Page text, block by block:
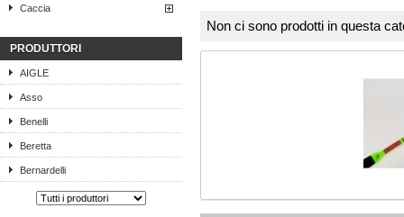
Caccia
PRODUTTORI
AIGLE
Asso
Benelli
Beretta
Bernardelli
Non ci sono prodotti in questa